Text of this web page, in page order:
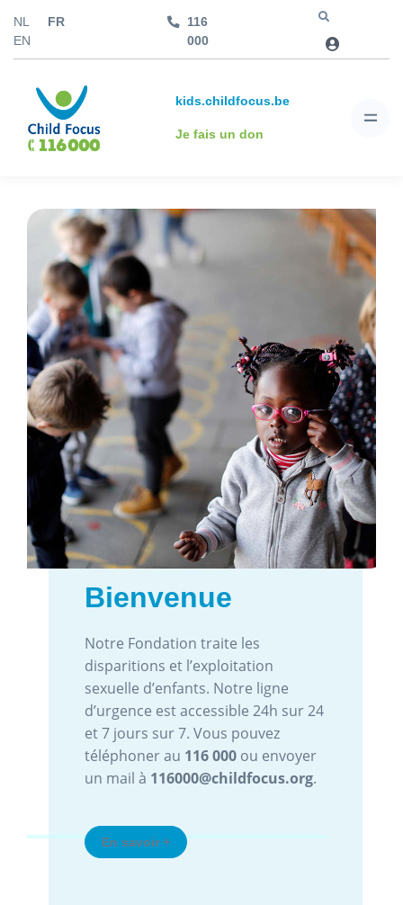
NL
FR
EN
116
000
kids.childfocus.be
Je fais un don
Bienvenue
Notre Fondation traite les
disparitions et l’exploitation
sexuelle d’enfants. Notre ligne
d’urgence est accessible 24h sur 24
et 7 jours sur 7. Vous pouvez
téléphoner au 116 000 ou envoyer
un mail à 116000@childfocus.org.
En savoir +